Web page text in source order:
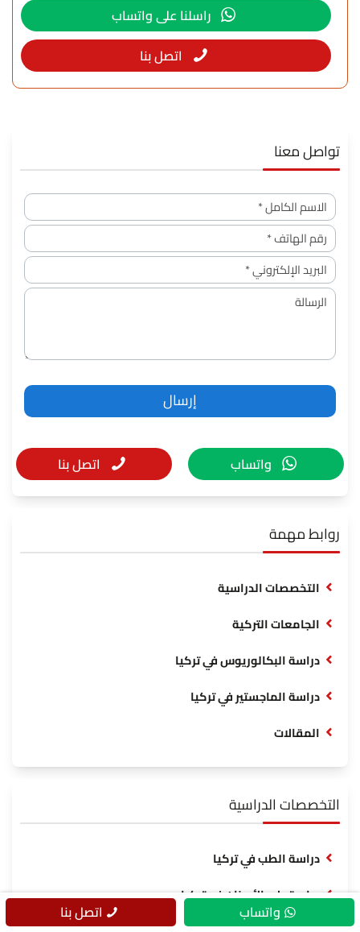
راسلنا على واتساب
اتصل بنا
تواصل معنا
واتساب اتصل بنا
روابط مهمة
التخصصات الدراسية
الجامعات التركية
دراسة البكالوريوس في تركيا
دراسة الماجستير في تركيا
المقالات
التخصصات الدراسية
دراسة الطب في تركيا
دراسة طب الأسنان في تركيا
واتساب اتصل بنا